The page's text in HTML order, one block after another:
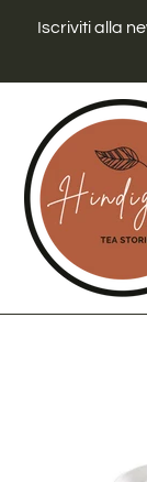
direttamente
contenuti
Iscriviti alla